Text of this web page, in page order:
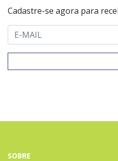
Cadastre-se agora para
SOBRE